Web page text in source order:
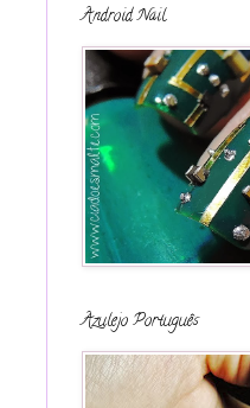
Android Nail
Azulejo Português